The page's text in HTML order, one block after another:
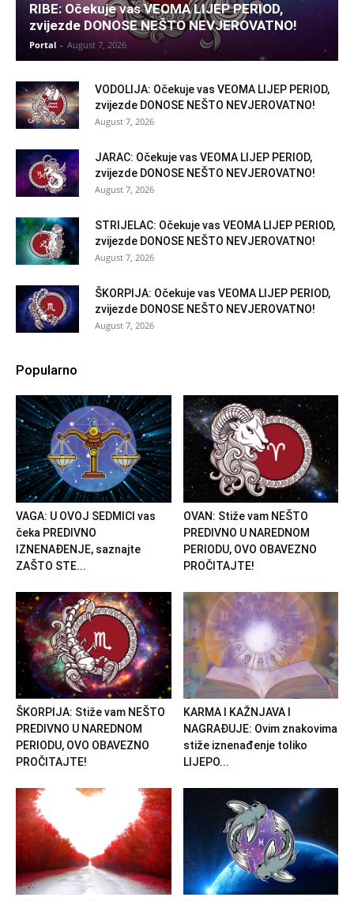
RIBE: Očekuje vas VEOMA LIJEP PERIOD,
zvijezde DONOSE NEŠTO NEVJEROVATNO!
Portal - August 7, 2026
VODOLIJA: Očekuje vas VEOMA LIJEP PERIOD,
zvijezde DONOSE NEŠTO NEVJEROVATNO!
August 7, 2026
JARAC: Očekuje vas VEOMA LIJEP PERIOD,
zvijezde DONOSE NEŠTO NEVJEROVATNO!
August 7, 2026
STRIJELAC: Očekuje vas VEOMA LIJEP PERIOD,
zvijezde DONOSE NEŠTO NEVJEROVATNO!
August 7, 2026
ŠKORPIJA: Očekuje vas VEOMA LIJEP PERIOD,
zvijezde DONOSE NEŠTO NEVJEROVATNO!
August 7, 2026
Popularno
VAGA: U OVOJ SEDMICI vas
čeka PREDIVNO
IZNENAĐENJE, saznajte
ZAŠTO STE...
OVAN: Stiže vam NEŠTO
PREDIVNO U NAREDNOM
PERIODU, OVO OBAVEZNO
PROČITAJTE!
ŠKORPIJA: Stiže vam NEŠTO
PREDIVNO U NAREDNOM
PERIODU, OVO OBAVEZNO
PROČITAJTE!
KARMA I KAŽNJAVA I
NAGRAĐUJE: Ovim znakovima
stiže iznenađenje toliko
LIJEPO...